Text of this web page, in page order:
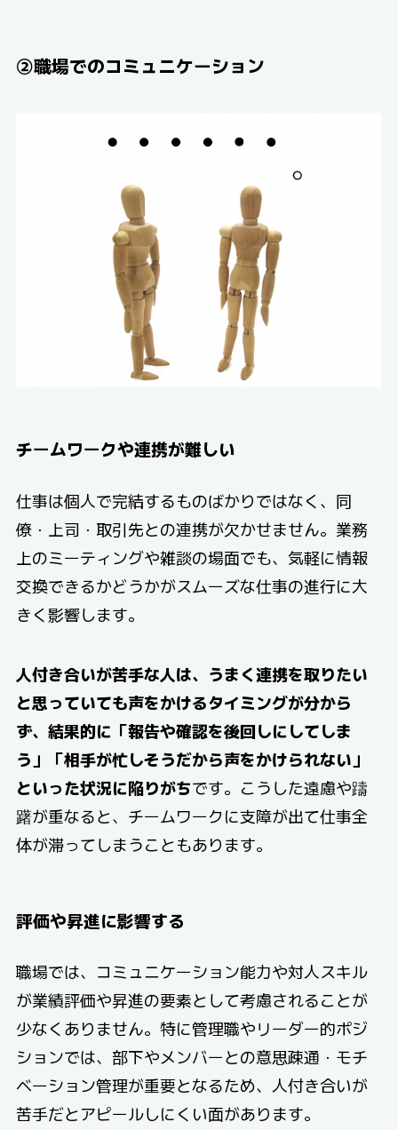
②職場でのコミュニケーション
チームワークや連携が難しい
仕事は個人で完結するものばかりではなく、同
僚・上司・取引先との連携が欠かせません。業務
上のミーティングや雑談の場面でも、気軽に情報
交換できるかどうかがスムーズな仕事の進行に大
きく影響します。
人付き合いが苦手な人は、うまく連携を取りたい
と思っていても声をかけるタイミングが分から
ず、結果的に「報告や確認を後回しにしてしま
う」「相手が忙しそうだから声をかけられない」
といった状況に陥りがちです。こうした遠慮や躊
躇が重なると、チームワークに支障が出て仕事全
体が滞ってしまうこともあります。
評価や昇進に影響する
職場では、コミュニケーション能力や対人スキル
が業績評価や昇進の要素として考慮されることが
少なくありません。特に管理職やリーダー的ポジ
ションでは、部下やメンバーとの意思疎通・モチ
ベーション管理が重要となるため、人付き合いが
苦手だとアピールしにくい面があります。